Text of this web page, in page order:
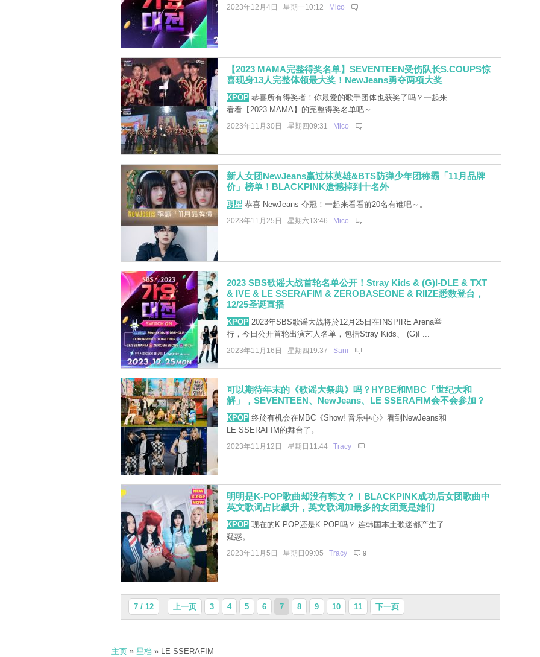
2023年12月4日 星期一10:12 Mico
【2023 MAMA完整得奖名单】SEVENTEEN受伤队长S.COUPS惊
喜现身13人完整体领最大奖！NewJeans勇夺两项大奖
KPOP恭喜所有得奖者！你最爱的歌手团体也获奖了吗？一起来
看看【2023 MAMA】的完整得奖名单吧～
2023年11月30日 星期四09:31 Mico
新人女团NewJeans赢过林英雄&BTS防弹少年团称霸「11月品牌
价」榜单！BLACKPINK遗憾掉到十名外
明星恭喜 NewJeans 夺冠！一起来看看前20名有谁吧～。
2023年11月25日 星期六13:46 Mico
2023 SBS歌谣大战首轮名单公开！Stray Kids & (G)I-DLE & TXT
& IVE & LE SSERAFIM & ZEROBASEONE & RIIZE悉数登台，
12/25圣诞直播
KPOP2023年SBS歌谣大战将於12月25日在INSPIRE Arena举
行，今日公开首轮出演艺人名单，包括Stray Kids、 (G)I ...
2023年11月16日 星期四19:37 Sani
可以期待年末的《歌谣大祭典》吗？HYBE和MBC「世纪大和
解」，SEVENTEEN、NewJeans、LE SSERAFIM会不会参加？
KPOP终於有机会在MBC《Show! 音乐中心》看到NewJeans和
LE SSERAFIM的舞台了。
2023年11月12日 星期日11:44 Tracy
明明是K-POP歌曲却没有韩文？！BLACKPINK成功后女团歌曲中
英文歌词占比飙升，英文歌词加最多的女团竟是她们
KPOP现在的K-POP还是K-POP吗？ 连韩国本土歌迷都产生了
疑惑。
2023年11月5日 星期日09:05 Tracy 9
7 / 12 上一页 3 4 5 6 7 8 9 10 11 下一页
主页» 星档 » LE SSERAFIM